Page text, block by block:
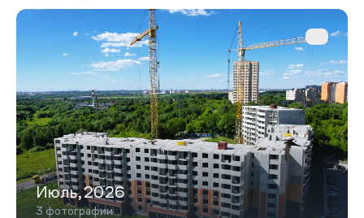
Июль,2026
3 фотографии